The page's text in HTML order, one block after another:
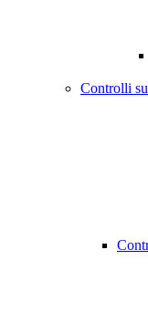
Controlli